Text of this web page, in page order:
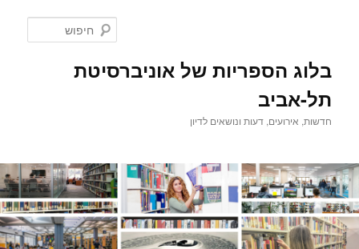
בלוג הספריות של אוניברסיטת
תל-אביב
חדשות, אירועים, דעות ונושאים לדיון